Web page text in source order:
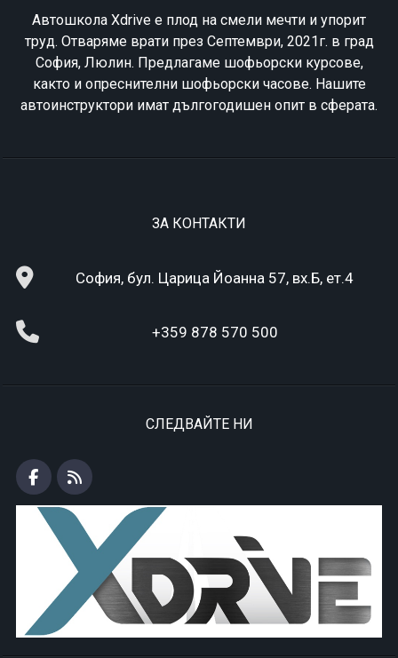
Автошкола Xdrive е плод на смели мечти и упорит
труд. Отваряме врати през Септември, 2021г. в град
София, Люлин. Предлагаме шофьорски курсове,
както и опреснителни шофьорски часове. Нашите
автоинструктори имат дългогодишен опит в сферата.
ЗА КОНТАКТИ
София, бул. Царица Йоанна 57, вх.Б, ет.4
+359 878 570 500
СЛЕДВАЙТЕ НИ